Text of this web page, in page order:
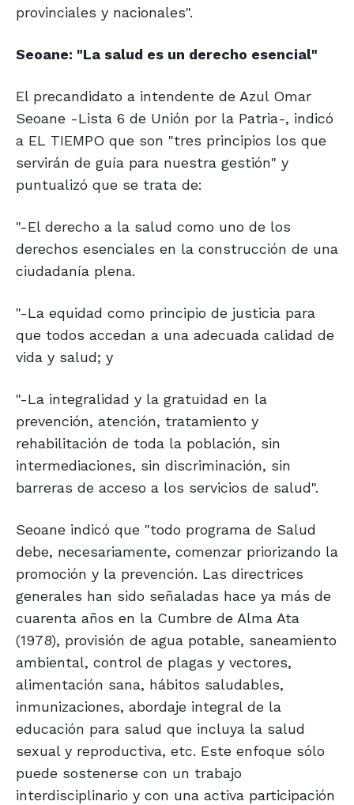
provinciales y nacionales".
Seoane: "La salud es un derecho esencial"
El precandidato a intendente de Azul Omar
Seoane -Lista 6 de Unión por la Patria-, indicó
a EL TIEMPO que son "tres principios los que
servirán de guía para nuestra gestión" y
puntualizó que se trata de:
"-El derecho a la salud como uno de los
derechos esenciales en la construcción de una
ciudadanía plena.
"-La equidad como principio de justicia para
que todos accedan a una adecuada calidad de
vida y salud; y
"-La integralidad y la gratuidad en la
prevención, atención, tratamiento y
rehabilitación de toda la población, sin
intermediaciones, sin discriminación, sin
barreras de acceso a los servicios de salud".
Seoane indicó que "todo programa de Salud
debe, necesariamente, comenzar priorizando la
promoción y la prevención. Las directrices
generales han sido señaladas hace ya más de
cuarenta años en la Cumbre de Alma Ata
(1978), provisión de agua potable, saneamiento
ambiental, control de plagas y vectores,
alimentación sana, hábitos saludables,
inmunizaciones, abordaje integral de la
educación para salud que incluya la salud
sexual y reproductiva, etc. Este enfoque sólo
puede sostenerse con un trabajo
interdisciplinario y con una activa participación